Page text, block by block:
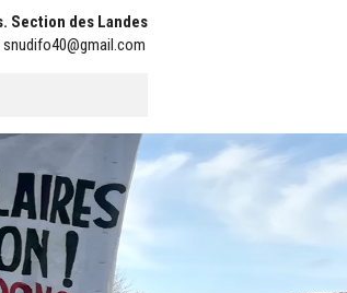
Section des Landes
snudifo40@gmail.com